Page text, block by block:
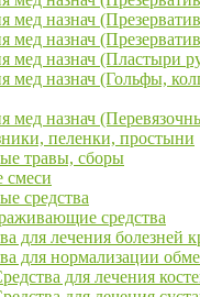
мед назнач
мед назнач
мед назнач (Пластыри
мед назнач (Гольфы,
мед назнач
пеленки, простыни
травы, сборы
смеси
средства
средства
для лечения болезней
для нормализации
для лечения